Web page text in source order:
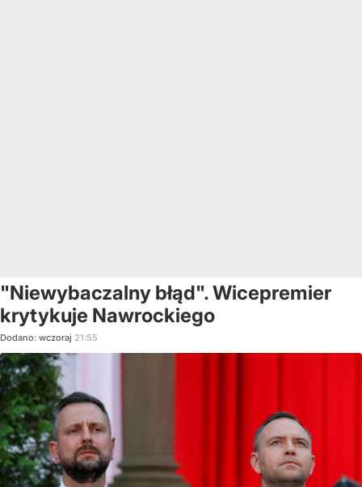
"Niewybaczalny błąd". Wicepremier
krytykuje Nawrockiego
Dodano: wczoraj 21:55